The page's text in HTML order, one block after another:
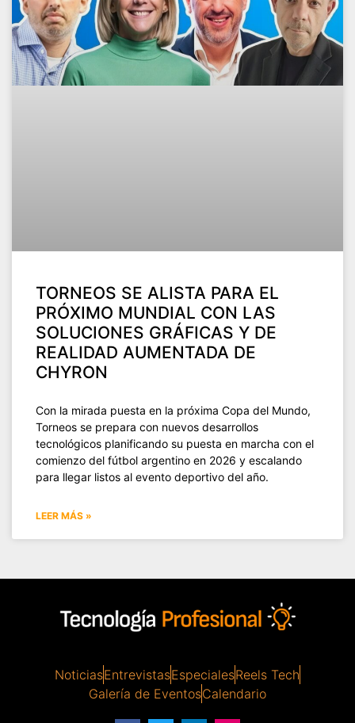
TORNEOS SE ALISTA PARA EL
PRÓXIMO MUNDIAL CON LAS
SOLUCIONES GRÁFICAS Y DE
REALIDAD AUMENTADA DE
CHYRON
Con la mirada puesta en la próxima Copa del Mundo,
Torneos se prepara con nuevos desarrollos
tecnológicos planificando su puesta en marcha con el
comienzo del fútbol argentino en 2026 y escalando
para llegar listos al evento deportivo del año.
LEER MÁS »
NoticiasEntrevistasEspecialesReels Tech
Galería de EventosCalendario